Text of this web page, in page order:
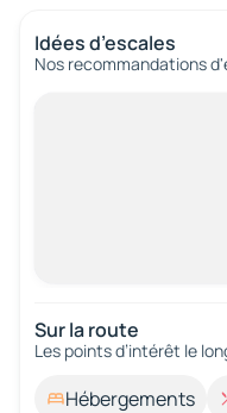
Idées d’escales
Nos recommandations
Sur la route
Les points d’intérêt le
Hébergements